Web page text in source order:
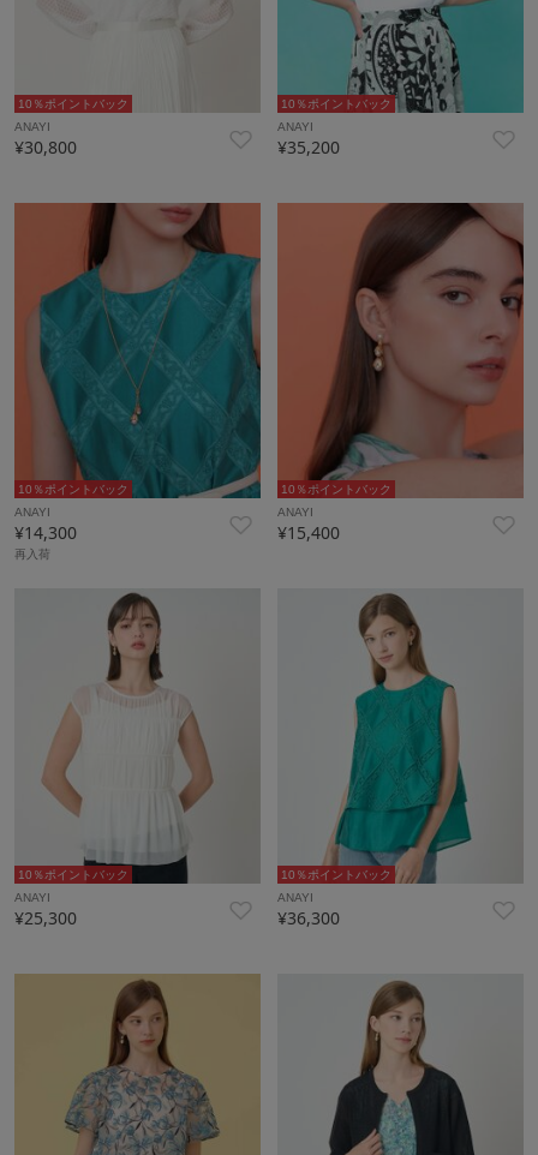
10％ポイントバック
ANAYI
¥30,800
10％ポイントバック
ANAYI
¥35,200
10％ポイントバック
ANAYI
¥14,300
再入荷
10％ポイントバック
ANAYI
¥15,400
10％ポイントバック
ANAYI
¥25,300
10％ポイントバック
ANAYI
¥36,300